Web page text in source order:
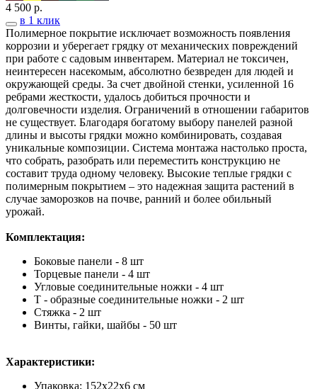
4 500 р.
в 1 клик
Полимерное покрытие исключает возможность появления
коррозии и уберегает грядку от механических повреждений
при работе с садовым инвентарем. Материал не токсичен,
неинтересен насекомым, абсолютно безвреден для людей и
окружающей среды. За счет двойной стенки, усиленной 16
ребрами жесткости, удалось добиться прочности и
долговечности изделия. Ограничений в отношении габаритов
не существует. Благодаря богатому выбору панелей разной
длины и высоты грядки можно комбинировать, создавая
уникальные композиции. Система монтажа настолько проста,
что собрать, разобрать или переместить конструкцию не
составит труда одному человеку. Высокие теплые грядки с
полимерным покрытием – это надежная защита растений в
случае заморозков на почве, ранний и более обильный
урожай.
Комплектация:
Боковые панели - 8 шт
Торцевые панели - 4 шт
Угловые соединительные ножки - 4 шт
Т - образные соединительные ножки - 2 шт
Стяжка - 2 шт
Винты, гайки, шайбы - 50 шт
Характеристики:
Упаковка: 152х22х6 см